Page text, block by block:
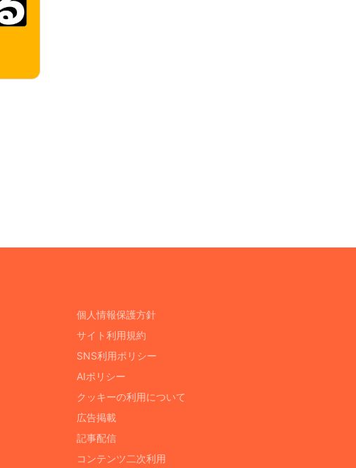
個人情報保護方針
サイト利用規約
SNS利用ポリシー
AIポリシー
クッキーの利用について
広告掲載
記事配信
コンテンツ二次利用